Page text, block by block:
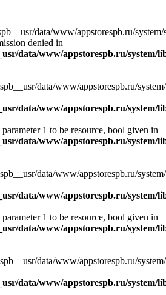
data/www/appstorespb.ru/
denied in
data/www/appstorespb.ru/system/
data/www/appstorespb.ru/
data/www/appstorespb.ru/system/
1 to be resource, bool given in
data/www/appstorespb.ru/system/
data/www/appstorespb.ru/
data/www/appstorespb.ru/system/
1 to be resource, bool given in
data/www/appstorespb.ru/system/
data/www/appstorespb.ru/
data/www/appstorespb.ru/system/